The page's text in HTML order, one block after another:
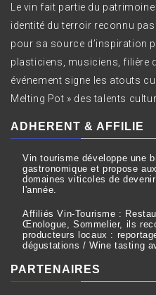
Le vin fait partie du
identité du terroir reconnu
pour sa source d’inspiration
plasticiens, musiciens, filière
événement signe les atouts
Melting Pot » des talents
ADHERENT & AFFILIE
Vin tourisme développe une
gastronomique et propose
domaines viticoles de
l'année.
Affiliés Vin-Tourisme :
Œnologue, Sommelier, ils
producteurs locaux :
dégustations / Wine tasting
PARTENAIRES